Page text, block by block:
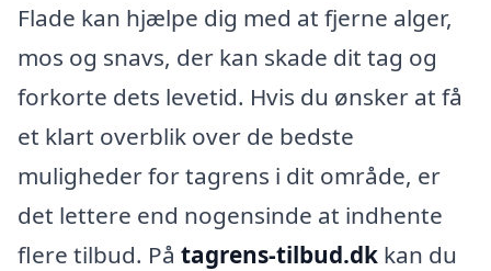
Flade kan hjælpe dig med at fjerne alger,
mos og snavs, der kan skade dit tag og
forkorte dets levetid. Hvis du ønsker at få
et klart overblik over de bedste
muligheder for tagrens i dit område, er
det lettere end nogensinde at indhente
flere tilbud. På tagrens-tilbud.dk kan du